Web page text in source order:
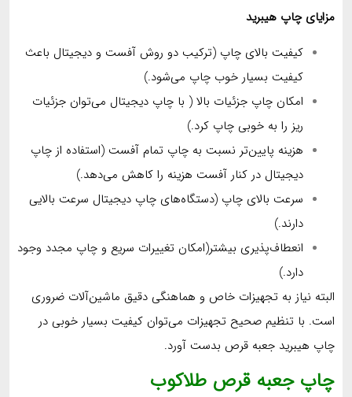
مزایای چاپ هیبرید
کیفیت بالای چاپ (ترکیب دو روش آفست و دیجیتال باعث
کیفیت بسیار خوب چاپ می‌شود.)
امکان چاپ جزئیات بالا ( با چاپ دیجیتال می‌توان جزئیات
ریز را به خوبی چاپ کرد.)
هزینه پایین‌تر نسبت به چاپ تمام آفست (استفاده از چاپ
دیجیتال در کنار آفست هزینه را کاهش می‌دهد.)
سرعت بالای چاپ (دستگاه‌های چاپ دیجیتال سرعت بالایی
دارند.)
انعطاف‌پذیری بیشتر(امکان تغییرات سریع و چاپ مجدد وجود
دارد.)
البته نیاز به تجهیزات خاص و هماهنگی دقیق ماشین‌آلات ضروری
است. با تنظیم صحیح تجهیزات می‌توان کیفیت بسیار خوبی در
چاپ هیبرید جعبه قرص بدست آورد.
چاپ جعبه قرص طلاکوب